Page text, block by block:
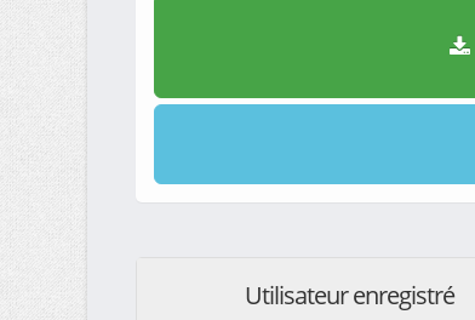
Utilisateur enregistré